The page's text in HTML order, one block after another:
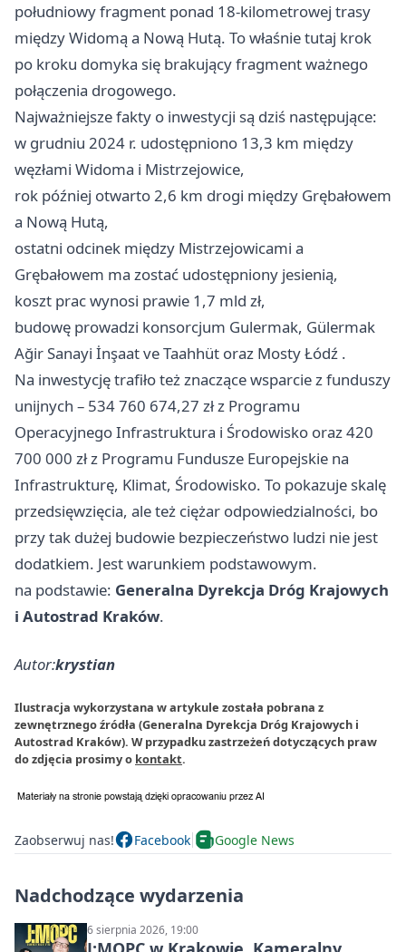
południowy fragment ponad 18-kilometrowej trasy
między Widomą a Nową Hutą. To właśnie tutaj krok
po kroku domyka się brakujący fragment ważnego
połączenia drogowego.
Najważniejsze fakty o inwestycji są dziś następujące:
w grudniu 2024 r. udostępniono 13,3 km między
węzłami Widoma i Mistrzejowice,
rok później otwarto 2,6 km drogi między Grębałowem
a Nową Hutą,
ostatni odcinek między Mistrzejowicami a
Grębałowem ma zostać udostępniony jesienią,
koszt prac wynosi prawie 1,7 mld zł,
budowę prowadzi konsorcjum Gulermak, Gülermak
Ağir Sanayi İnşaat ve Taahhüt oraz MostyŁódź .
Na inwestycję trafiło też znaczące wsparcie z funduszy
unijnych – 534 760 674,27 zł z Programu
Operacyjnego Infrastruktura i Środowisko oraz 420
700 000 zł z Programu Fundusze Europejskie na
Infrastrukturę, Klimat, Środowisko. To pokazuje skalę
przedsięwzięcia, ale też ciężar odpowiedzialności, bo
przy tak dużej budowie bezpieczeństwo ludzi nie jest
dodatkiem. Jest warunkiem podstawowym.
na podstawie: Generalna Dyrekcja Dróg Krajowych
i Autostrad Kraków.
Autor:krystian
Ilustracja wykorzystana w artykule została pobrana z
zewnętrznego źródła (Generalna Dyrekcja Dróg Krajowych i
Autostrad Kraków). W przypadku zastrzeżeń dotyczących praw
do zdjęcia prosimy o kontakt.
Zaobserwuj nas! Facebook Google News
Nadchodzące wydarzenia
6 sierpnia 2026, 19:00